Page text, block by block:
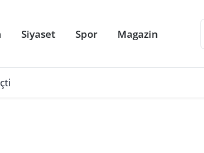
Siyaset Spor Magazin